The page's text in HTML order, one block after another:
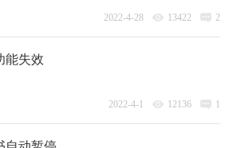
2022-4-28 13422 2
能失效
2022-4-1 12136 1